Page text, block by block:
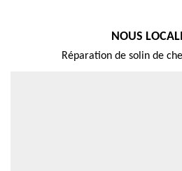
NOUS
Réparation de solin de